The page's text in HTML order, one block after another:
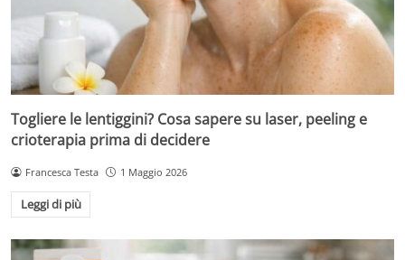
Togliere le lentiggini? Cosa sapere su laser, peeling e
crioterapia prima di decidere
Francesca Testa 1 Maggio 2026
Leggi di più